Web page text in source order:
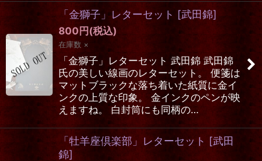
「金獅子」レターセット [武田錦]
800円(税込)
在庫数 ×
「金獅子」レターセット 武田錦 武田錦
氏の美しい線画のレターセット。 便箋は
マットブラックな落ち着いた紙質に金イ
ンクの上質な印象。 金インクのペンが映
えますね。 白封筒にも同柄の…
「牡羊座倶楽部」レターセット [武田
錦]